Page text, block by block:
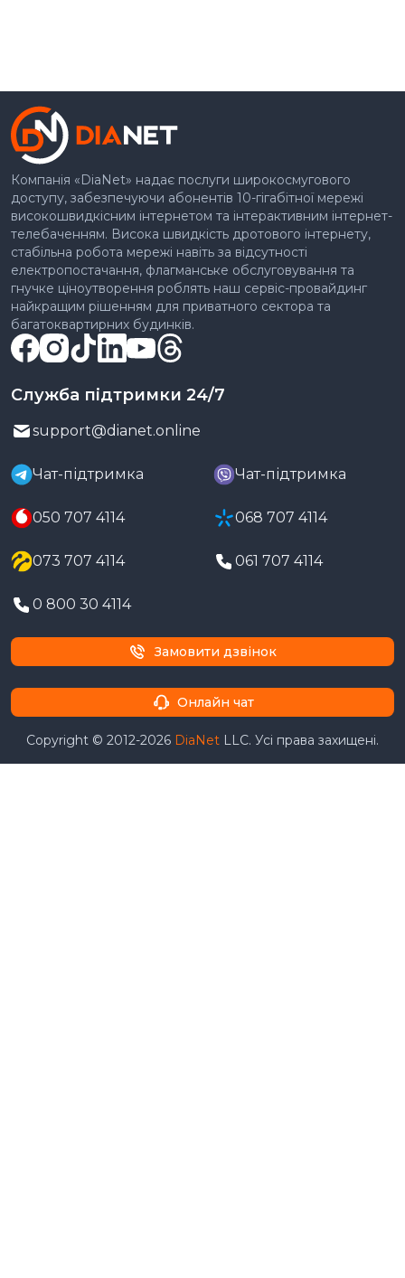
Компанія «DiaNet» надає послуги широкосмугового
доступу, забезпечуючи абонентів 10-гігабітної мережі
високошвидкісним інтернетом та інтерактивним інтернет-
телебаченням. Висока швидкість дротового інтернету,
стабільна робота мережі навіть за відсутності
електропостачання, флагманське обслуговування та
гнучке ціноутворення роблять наш сервіс-провайдинг
найкращим рішенням для приватного сектора та
багатоквартирних будинків.
Служба підтримки 24/7
support@dianet.online
Чат-підтримка Чат-підтримка
050 707 4114 068 707 4114
073 707 4114 061 707 4114
0 800 30 4114
Замовити дзвінок
Онлайн чат
Copyright © 2012-2026 DiaNet LLC. Усі права захищені.